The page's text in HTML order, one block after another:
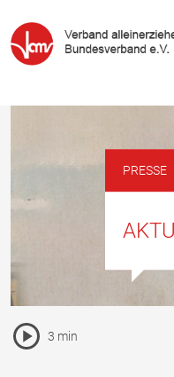
PRESSE
Vorlesen Icon
Pause Icon
3 min